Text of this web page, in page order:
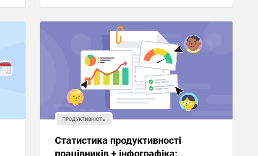
ПРОДУКТИВНІСТЬ
Статистика продуктивності
працівників + інфографіка: